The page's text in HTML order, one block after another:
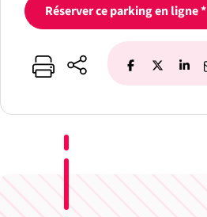
Réserver ce parking en ligne *